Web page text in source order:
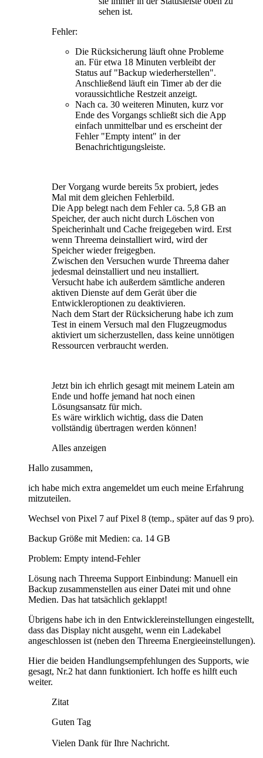
sehen ist.
Fehler:
Die Rücksicherung läuft ohne Probleme
an. Für etwa 18 Minuten verbleibt der
Status auf "Backup wiederherstellen".
Anschließend läuft ein Timer ab der die
voraussichtliche Restzeit anzeigt.
Nach ca. 30 weiteren Minuten, kurz vor
Ende des Vorgangs schließt sich die App
einfach unmittelbar und es erscheint der
Fehler "Empty intent" in der
Benachrichtigungsleiste.
Der Vorgang wurde bereits 5x probiert, jedes
Mal mit dem gleichen Fehlerbild.
Die App belegt nach dem Fehler ca. 5,8 GB an
Speicher, der auch nicht durch Löschen von
Speicherinhalt und Cache freigegeben wird. Erst
wenn Threema deinstalliert wird, wird der
Speicher wieder freigegben.
Zwischen den Versuchen wurde Threema daher
jedesmal deinstalliert und neu installiert.
Versucht habe ich außerdem sämtliche anderen
aktiven Dienste auf dem Gerät über die
Entwickleroptionen zu deaktivieren.
Nach dem Start der Rücksicherung habe ich zum
Test in einem Versuch mal den Flugzeugmodus
aktiviert um sicherzustellen, dass keine unnötigen
Ressourcen verbraucht werden.
Jetzt bin ich ehrlich gesagt mit meinem Latein am
Ende und hoffe jemand hat noch einen
Lösungsansatz für mich.
Es wäre wirklich wichtig, dass die Daten
vollständig übertragen werden können!
Alles anzeigen
Hallo zusammen,
ich habe mich extra angemeldet um euch meine Erfahrung
mitzuteilen.
Wechsel von Pixel 7 auf Pixel 8 (temp., später auf das 9 pro).
Backup Größe mit Medien: ca. 14 GB
Problem: Empty intend-Fehler
Lösung nach Threema Support Einbindung: Manuell ein
Backup zusammenstellen aus einer Datei mit und ohne
Medien. Das hat tatsächlich geklappt!
Übrigens habe ich in den Entwicklereinstellungen eingestellt,
dass das Display nicht ausgeht, wenn ein Ladekabel
angeschlossen ist (neben den Threema Energieeinstellungen).
Hier die beiden Handlungsempfehlungen des Supports, wie
gesagt, Nr.2 hat dann funktioniert. Ich hoffe es hilft euch
weiter.
Zitat
Guten Tag
Vielen Dank für Ihre Nachricht.